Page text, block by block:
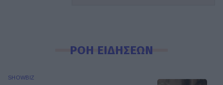
ΡΟΗ ΕΙΔΗΣΕΩΝ
SHOWBIZ